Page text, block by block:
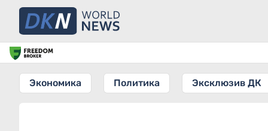
Экономика Политика Эксклюзив ДК